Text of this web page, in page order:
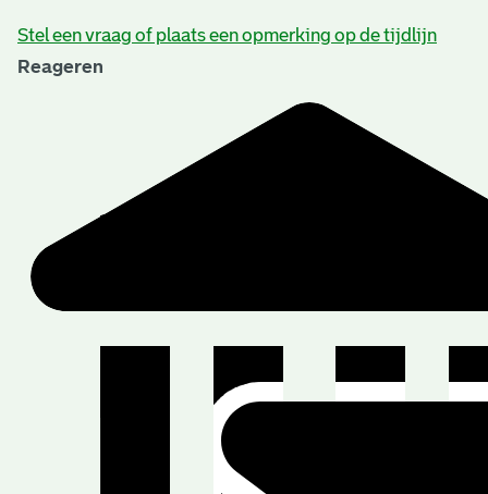
Stel een vraag of plaats een opmerking op de tijdlijn
Reageren